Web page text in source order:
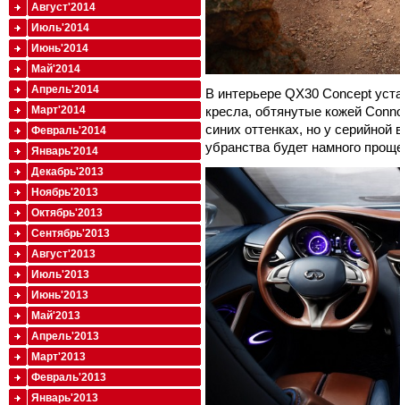
В интерьере QX30 Concept
кресла, обтянутые кожей
синих оттенках, но у
убранства будет намного
Август'2014
Июль'2014
Июнь'2014
Май'2014
Апрель'2014
Март'2014
Февраль'2014
Январь'2014
Декабрь'2013
Ноябрь'2013
Октябрь'2013
Сентябрь'2013
Август'2013
Июль'2013
Июнь'2013
Май'2013
Апрель'2013
Март'2013
Февраль'2013
Январь'2013